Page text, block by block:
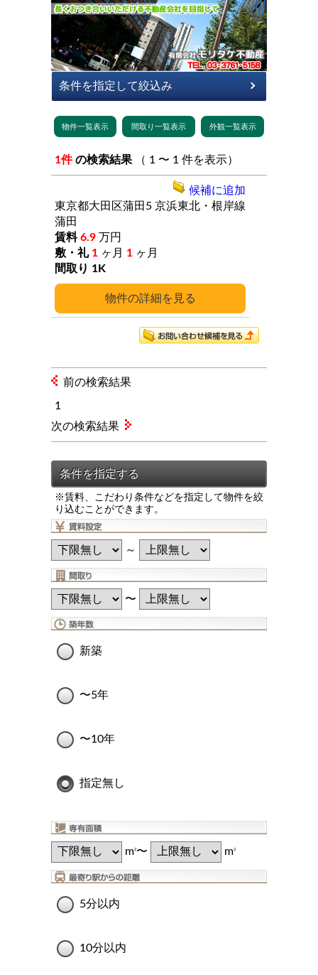
1件 の検索結果 （ 1 〜 1 件を表示）
詳細
東京都大田区蒲田5 京浜東北・根岸線
蒲田
6.9 万円
1 ヶ月 1 ヶ月
1K
候補に追加
前の検索結果
1
※賃料、こだわり条件などを指定して物件を絞
り込むことができます。
～
〜
新築
〜5年
〜10年
指定無し
m2〜 m2
5分以内
10分以内